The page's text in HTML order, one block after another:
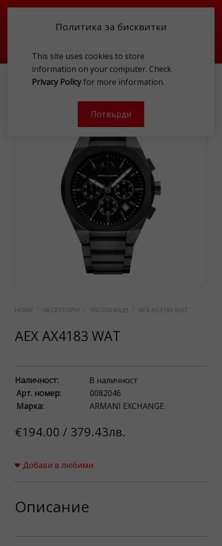
Политика за бисквитки
This site uses cookies to store
information on your computer. Check
Privacy Policyfor more information.
Потвърди
АКСЕСОАРИ ЧАСОВНИЦИ AEX AX4183 WAT
АКСЕСОАРИ ЧАСОВНИЦИ AEX AX4183 WAT
AEX AX4183 WAT
Наличност:
В наличност
Арт. номер:
0082046
Марка:
ARMANI EXCHANGE
€194.00 / 379.43лв.
Добави в любими
Описание